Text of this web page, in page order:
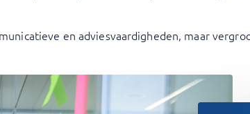
en adviesvaardigheden, maar